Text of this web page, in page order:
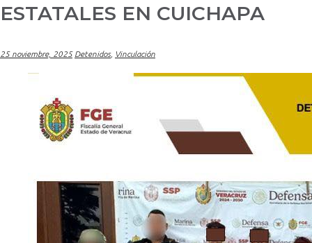
ESTATALES EN CUICHAPA
25 noviembre, 2025 Detenidos, Vinculación